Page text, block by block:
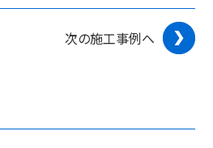
次の施工事例へ